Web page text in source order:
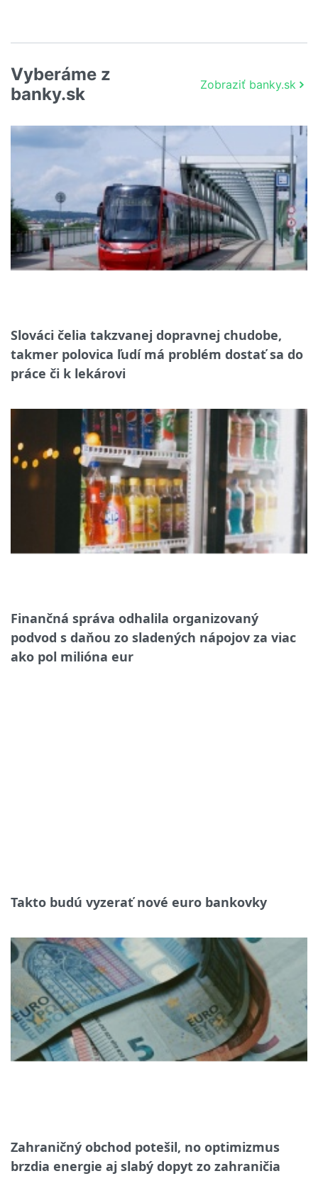
Vyberáme z
banky.sk
Zobraziť banky.sk
Slováci čelia takzvanej dopravnej chudobe,
takmer polovica ľudí má problém dostať sa do
práce či k lekárovi
Finančná správa odhalila organizovaný
podvod s daňou zo sladených nápojov za viac
ako pol milióna eur
Takto budú vyzerať nové euro bankovky
Zahraničný obchod potešil, no optimizmus
brzdia energie aj slabý dopyt zo zahraničia